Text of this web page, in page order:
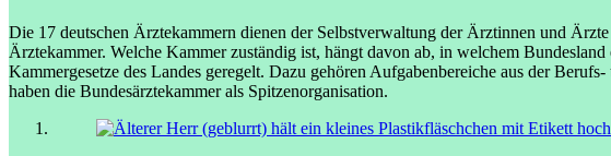
Die 17 deutschen Ärztekammern dienen der Selbstverwaltung der Ärztinnen und
Ärztekammer. Welche Kammer zuständig ist, hängt davon ab, in welchem
Kammergesetze des Landes geregelt. Dazu gehören Aufgabenbereiche aus der
haben die Bundesärztekammer als Spitzenorganisation.